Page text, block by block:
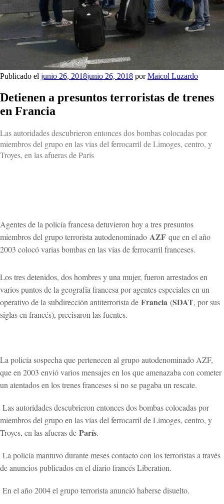
Publicado el junio 26, 2018junio 26, 2018 porMaicol Luzardo
Detienen a presuntos terroristas de trenes
en Francia
Las autoridades descubrieron entonces dos bombas colocadas por
miembros del grupo en las vías del ferrocarril de Limoges, centro, y
Troyes, en las afueras de París
Agentes de la policía francesa detuvieron hoy a tres presuntos
miembros del grupo terrorista autodenominado AZF que en el año
2003 colocó varias bombas en las vías de ferrocarril franceses.
Los tres detenidos, dos hombres y una mujer, fueron arrestados en
varios puntos de la geografía francesa por agentes especiales en un
operativo de la subdirección antiterrorista de Francia (SDAT, por sus
siglas en francés), precisaron las fuentes.
La policía sospecha que pertenecen al grupo autodenominado AZF,
que en 2003 envió varios mensajes en los que amenazaba con cometer
un atentados en los trenes franceses si no se pagaba un rescate.
Las autoridades descubrieron entonces dos bombas colocadas por
miembros del grupo en las vías del ferrocarril de Limoges, centro, y
Troyes, en las afueras de París.
La policía mantuvo durante meses contacto con los terroristas a través
de anuncios publicados en el diario francés Liberation.
En el año 2004 el grupo terrorista anunció haberse disuelto.